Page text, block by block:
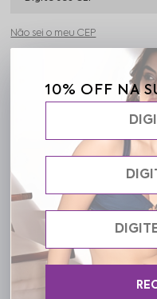
Não sei o meu CEP
Parcele
10% OFF NA